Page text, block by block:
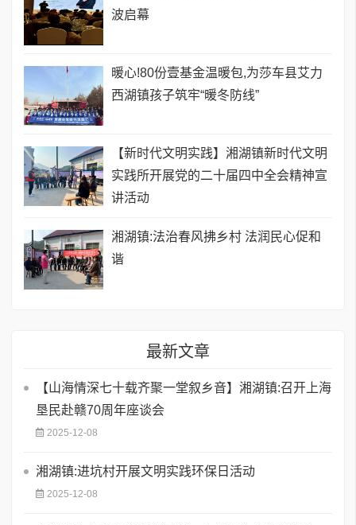
波启幕
暖心!80份壹基金温暖包,为莎车县艾力
西湖镇孩子筑牢“暖冬防线”
【新时代文明实践】湘湖镇新时代文明
实践所开展党的二十届四中全会精神宣
讲活动
湘湖镇:法治春风拂乡村 法润民心促和
谐
最新文章
【山海情深七十载齐聚一堂叙乡音】湘湖镇:召开上海
垦民赴赣70周年座谈会
2025-12-08
​湘湖镇:进坑村开展文明实践环保日活动
2025-12-08